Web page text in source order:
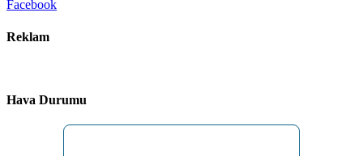
Facebook
Reklam
Hava Durumu